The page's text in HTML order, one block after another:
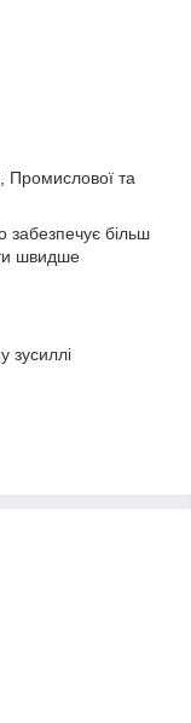
Промислової та
забезпечує більш
швидше
зусиллі